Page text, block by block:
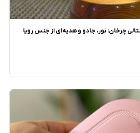
چرخان: نور، جادو و هدیه‌ای از جنس رویا